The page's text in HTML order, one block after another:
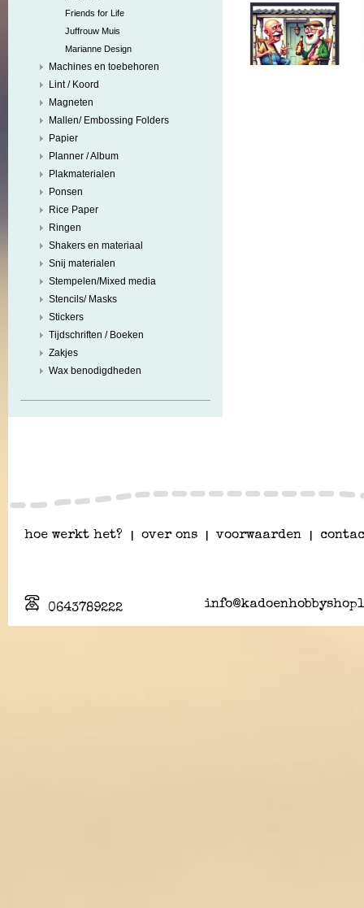
Friends for Life
Juffrouw Muis
Marianne Design
Machines en toebehoren
Lint / Koord
Magneten
Mallen/ Embossing Folders
Papier
Planner / Album
Plakmaterialen
Ponsen
Rice Paper
Ringen
Shakers en materiaal
Snij materialen
Stempelen/Mixed media
Stencils/ Masks
Stickers
Tijdschriften / Boeken
Zakjes
Wax benodigdheden
hoe werkt het? over ons voorwaarden
0643789222